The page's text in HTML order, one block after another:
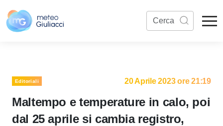
Editoriali 20 Aprile 2023 ore 21:19
Maltempo e temperature in calo, poi
dal 25 aprile si cambia registro,